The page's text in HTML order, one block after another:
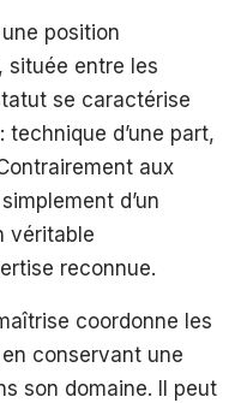
position
située entre les
se caractérise
d’une part,
aux
d’un
véritable
reconnue.
coordonne les
conservant une
son domaine. Il peut